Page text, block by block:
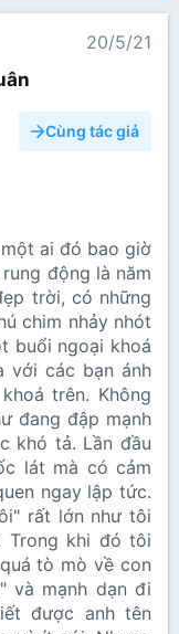
20/5/21
Cùng tác giả
ai đó bao giờ
động là năm
trời, có những
chim nhảy nhót
buổi ngoại khoá
với các bạn ánh
trên. Không
đang đập mạnh
khó tả. Lần đầu
lát mà có cảm
ngay lập tức.
rất lớn như tôi
Trong khi đó tôi
tò mò về con
và mạnh dạn đi
được anh tên